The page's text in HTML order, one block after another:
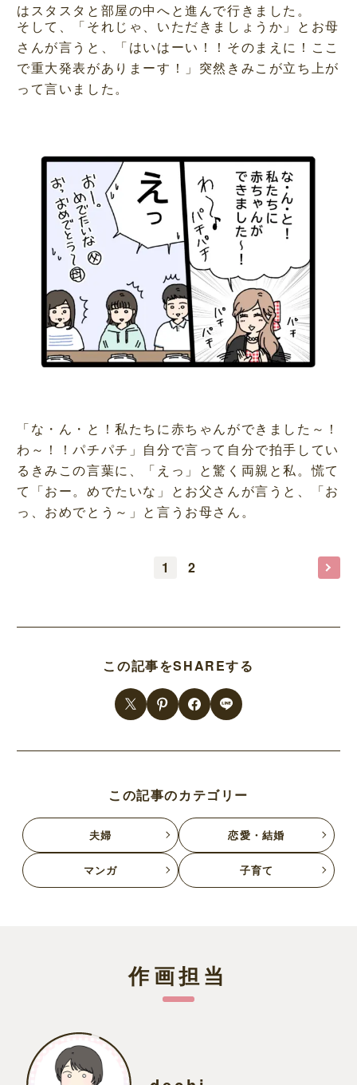
はスタスタと部屋の中へと進んで行きました。
そして、「それじゃ、いただきましょうか」とお母
さんが言うと、「はいはーい！！そのまえに！ここ
で重大発表がありまーす！」突然きみこが立ち上が
って言いました。
「な・ん・と！私たちに赤ちゃんができました～！
わ～！！パチパチ」自分で言って自分で拍手してい
るきみこの言葉に、「えっ」と驚く両親と私。慌て
て「おー。めでたいな」とお父さんが言うと、「お
っ、おめでとう～」と言うお母さん。
1 2
この記事をSHAREする
この記事のカテゴリー
夫婦 恋愛・結婚
マンガ 子育て
作画担当